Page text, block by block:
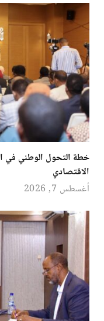
خطة التحول الوطني في
الاقتصادي
أغسطس 7, 2026